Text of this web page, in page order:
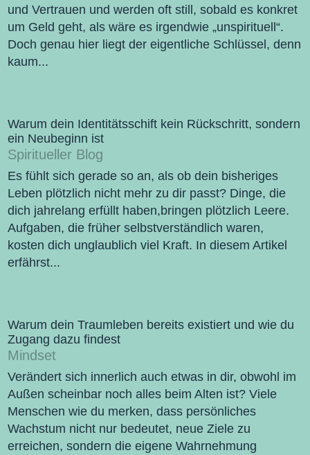
und Vertrauen und werden oft still, sobald es konkret
um Geld geht, als wäre es irgendwie „unspirituell“.
Doch genau hier liegt der eigentliche Schlüssel, denn
kaum...
Warum dein Identitätsschift kein Rückschritt, sondern
ein Neubeginn ist
Spiritueller Blog
Es fühlt sich gerade so an, als ob dein bisheriges
Leben plötzlich nicht mehr zu dir passt? Dinge, die
dich jahrelang erfüllt haben,bringen plötzlich Leere.
Aufgaben, die früher selbstverständlich waren,
kosten dich unglaublich viel Kraft. In diesem Artikel
erfährst...
Warum dein Traumleben bereits existiert und wie du
Zugang dazu findest
Mindset
Verändert sich innerlich auch etwas in dir, obwohl im
Außen scheinbar noch alles beim Alten ist? Viele
Menschen wie du merken, dass persönliches
Wachstum nicht nur bedeutet, neue Ziele zu
erreichen, sondern die eigene Wahrnehmung